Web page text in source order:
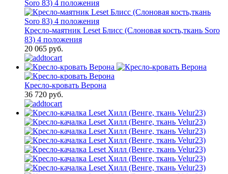
Кресло-маятник Leset Блисс (Слоновая кость,ткань Soro
83) 4 положения
20 065 руб.
Кресло-кровать Верона
36 720 руб.